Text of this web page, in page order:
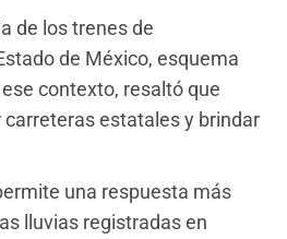
de los trenes de
de México, esquema
contexto, resaltó que
estatales y brindar
una respuesta más
lluvias registradas en